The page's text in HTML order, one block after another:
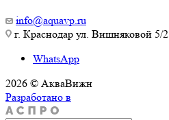
info@aquavp.ru
г. Краснодар ул. Вишняковой 5/2
WhatsApp
2026 © АкваВижн
Разработано в